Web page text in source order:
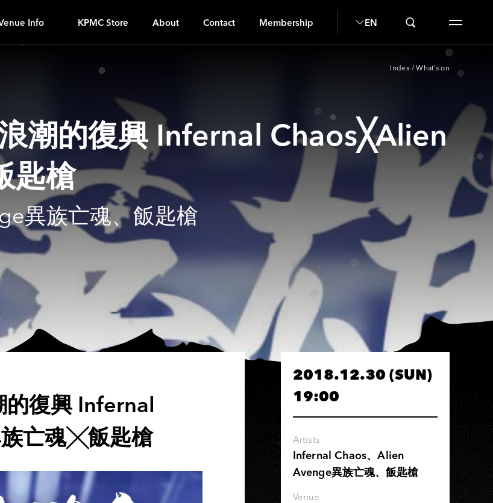
Info KPMC Store About Contact Membership EN
Index / What’s on
潮的復興 Infernal Chaos╳Alien
匙槍
異族亡魂、飯匙槍
的復興 Infernal
亡魂╳飯匙槍
2018.12.30 (SUN)
19:00
Artists
Infernal Chaos、Alien
Avenge異族亡魂、飯匙槍
Venue